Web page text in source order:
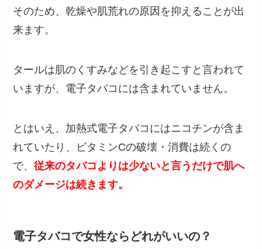
そのため、乾燥や肌荒れの原因を抑えることが出
来ます。
タールは肌のくすみなどを引き起こすと言われて
いますが、電子タバコには含まれていません。
とはいえ、加熱式電子タバコにはニコチンが含ま
れていたり、ビタミンCの破壊・消費は続くの
で、従来のタバコよりは少ないと言うだけで肌へ
のダメージは続きます。
電子タバコで女性ならどれがいいの？